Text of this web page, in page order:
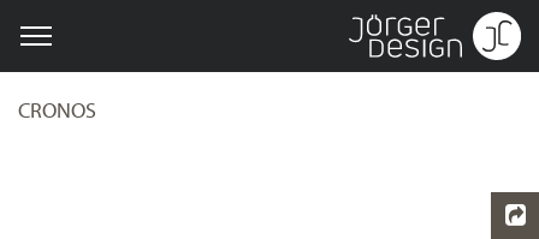
CRONOS